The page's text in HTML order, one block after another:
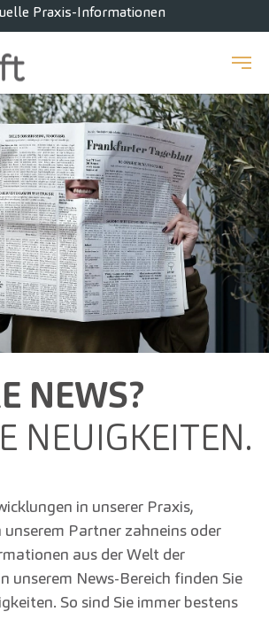
Praxis-Informationen
NEWS?
NEUIGKEITEN.
in unserer Praxis,
Partner zahneins oder
aus der Welt der
unserem News-Bereich finden Sie
So sind Sie immer bestens